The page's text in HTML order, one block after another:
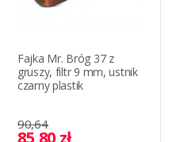
Fajka Mr. Bróg 37 z
gruszy, filtr 9 mm, ustnik
czarny plastik
90,64
85,80 zł